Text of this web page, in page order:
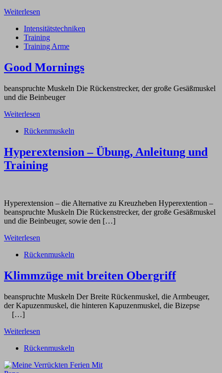
Weiterlesen
Intensitätstechniken
Training
Training Arme
Good Mornings
beanspruchte Muskeln Die Rückenstrecker, der große Gesäßmuskel
und die Beinbeuger
Weiterlesen
Rückenmuskeln
Hyperextension – Übung, Anleitung und
Training
Hyperextension – die Alternative zu Kreuzheben Hyperextention –
beanspruchte Muskeln Die Rückenstrecker, der große Gesäßmuskel
und die Beinbeuger, sowie den […]
Weiterlesen
Rückenmuskeln
Klimmzüge mit breiten Obergriff
beanspruchte Muskeln Der Breite Rückenmuskel, die Armbeuger,
der Kapuzenmuskel, die hinteren Kapuzenmuskel, die Bizepse
[…]
Weiterlesen
Rückenmuskeln